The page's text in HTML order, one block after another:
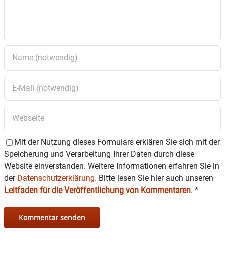
Mit der Nutzung dieses Formulars erklären Sie sich mit der
Speicherung und Verarbeitung Ihrer Daten durch diese
Website einverstanden. Weitere Informationen erfahren Sie in
der Datenschutzerklärung. Bitte lesen Sie hier auch unseren
Leitfaden für die Veröffentlichung von Kommentaren. *